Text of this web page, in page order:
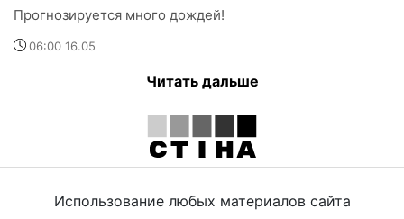
Прогнозируется много дождей!
06:00 16.05
Читать дальше
Использование любых материалов сайта